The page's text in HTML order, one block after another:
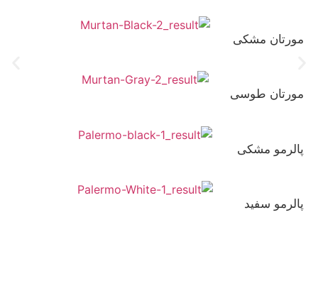
پرسلان
مورتان مشکی
پرسلان
مورتان طوسی
پرسلان
پالرمو مشکی
پرسلان
پالرمو سفید